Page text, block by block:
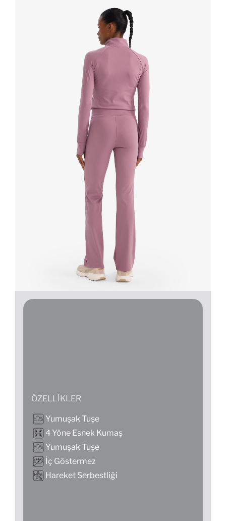
ÖZELLIKLER
Yumuşak Tuşe
4 Yöne Esnek Kumaş
Yumuşak Tuşe
İç Göstermez
Hareket Serbestliği